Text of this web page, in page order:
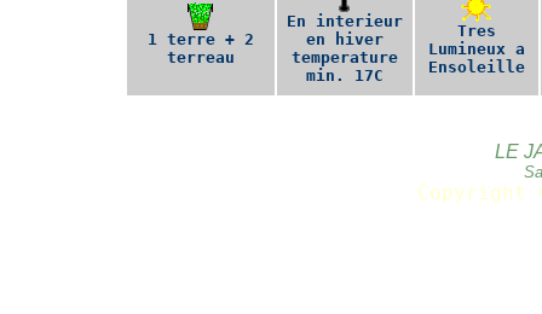
1 terre + 2
terreau
En interieur
en hiver
temperature
min. 17C
Tres
Lumineux a
Ensoleille
LE
Copyright